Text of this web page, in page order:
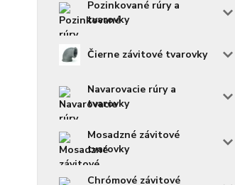
Pozinkované rúry a
tvarovky
Čierne závitové tvarovky
Navarovacie rúry a
tvarovky
Mosadzné závitové
tvarovky
Chrómové závitové